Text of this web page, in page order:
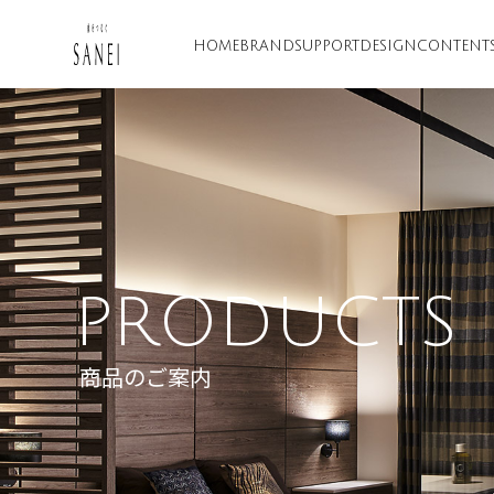
HOME BRANDSUPPORT DESIGN
PRODUCTS
商品のご案内